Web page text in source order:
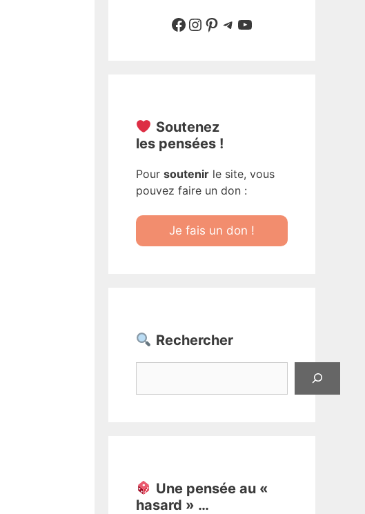
Suivre sur Facebook
Suivre sur Instagram
Pinterest
Sur Telegram
YouTube
Soutenez
les pensées !
Pour soutenir le site, vous
pouvez faire un don :
Je fais un don !
Rechercher
Une pensée au «
hasard » …